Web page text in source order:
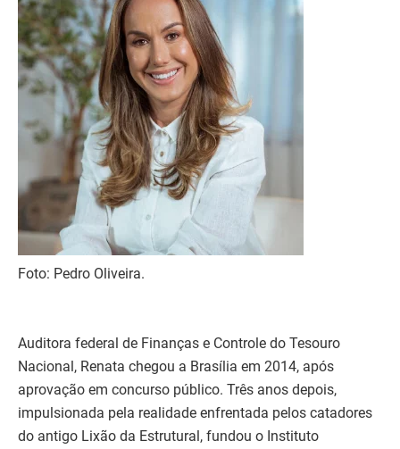
Foto: Pedro Oliveira.
Auditora federal de Finanças e Controle do Tesouro
Nacional, Renata chegou a Brasília em 2014, após
aprovação em concurso público. Três anos depois,
impulsionada pela realidade enfrentada pelos catadores
do antigo Lixão da Estrutural, fundou o Instituto